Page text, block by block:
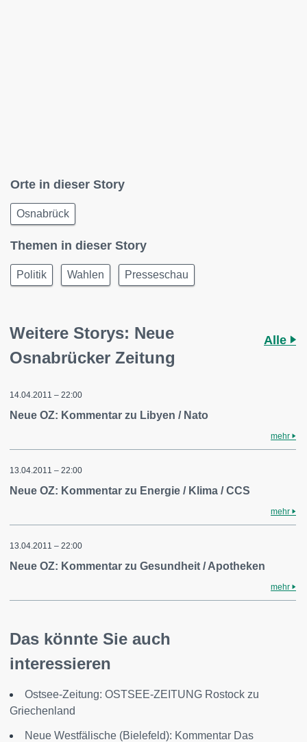
Orte in dieser Story
Osnabrück
Themen in dieser Story
Politik Wahlen Presseschau
Weitere Storys: Neue
Osnabrücker Zeitung
Alle
14.04.2011 – 22:00
Neue OZ: Kommentar zu Libyen / Nato
mehr
13.04.2011 – 22:00
Neue OZ: Kommentar zu Energie / Klima / CCS
mehr
13.04.2011 – 22:00
Neue OZ: Kommentar zu Gesundheit / Apotheken
mehr
Das könnte Sie auch
interessieren
Ostsee-Zeitung: OSTSEE-ZEITUNG Rostock zu
Griechenland
Neue Westfälische (Bielefeld): Kommentar Das